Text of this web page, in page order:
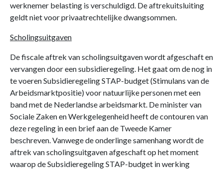
werknemer belasting is verschuldigd. De aftrekuitsluiting
geldt niet voor privaatrechtelijke dwangsommen.
Scholingsuitgaven
De fiscale aftrek van scholingsuitgaven wordt afgeschaft en
vervangen door een subsidieregeling. Het gaat om de nog in
te voeren Subsidieregeling STAP-budget (Stimulans van de
Arbeidsmarktpositie) voor natuurlijke personen met een
band met de Nederlandse arbeidsmarkt. De minister van
Sociale Zaken en Werkgelegenheid heeft de contouren van
deze regeling in een brief aan de Tweede Kamer
beschreven. Vanwege de onderlinge samenhang wordt de
aftrek van scholingsuitgaven afgeschaft op het moment
waarop de Subsidieregeling STAP-budget in werking